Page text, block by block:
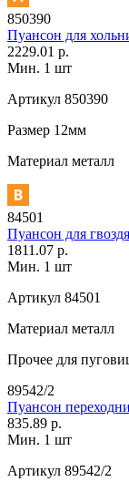
850390
Пуансон для
2229.01 р.
Мин. 1 шт
Артикул 850390
Размер 12мм
Материал металл
84501
Пуансон для гвоздя
1811.07 р.
Мин. 1 шт
Артикул 84501
Материал металл
Прочее для
89542/2
Пуансон
835.89 р.
Мин. 1 шт
Артикул 89542/2